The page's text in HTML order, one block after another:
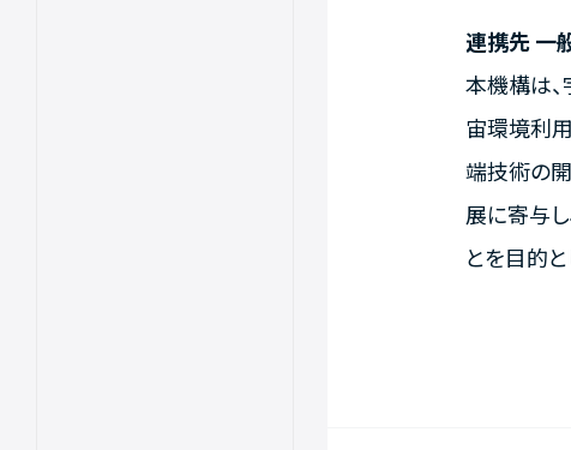
連携先 一
本機構は、
宙環境利
端技術の
展に寄与
とを目的